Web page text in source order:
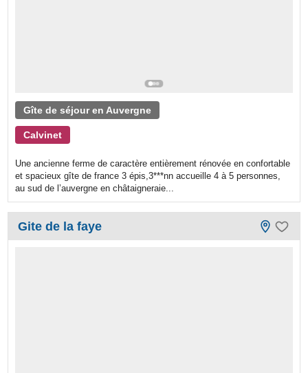
Gîte de séjour en Auvergne
Calvinet
Une ancienne ferme de caractère entièrement rénovée en confortable
et spacieux gîte de france 3 épis,3***nn accueille 4 à 5 personnes,
au sud de l’auvergne en châtaigneraie...
Gite de la faye